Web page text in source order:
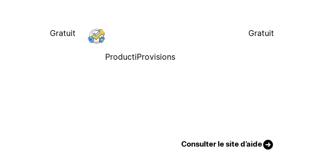
Gratuit
ProductiProvisions
Gratuit
Consulter le site d’aide